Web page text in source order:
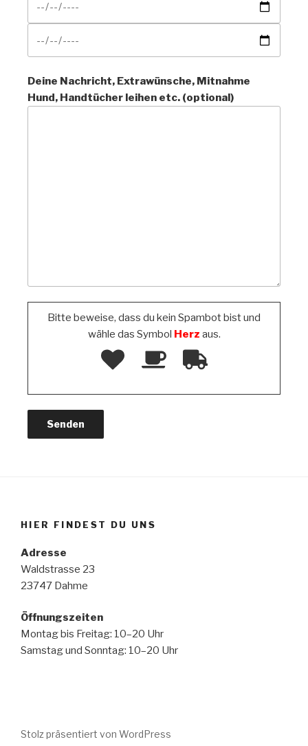
Deine Nachricht, Extrawünsche, Mitnahme
Hund, Handtücher leihen etc. (optional)
Bitte beweise, dass du kein Spambot bist und
wähle das Symbol Herz aus.
HIER FINDEST DU UNS
Adresse
Waldstrasse 23
23747 Dahme
Öffnungszeiten
Montag bis Freitag: 10–20 Uhr
Samstag und Sonntag: 10–20 Uhr
Stolz präsentiert von WordPress